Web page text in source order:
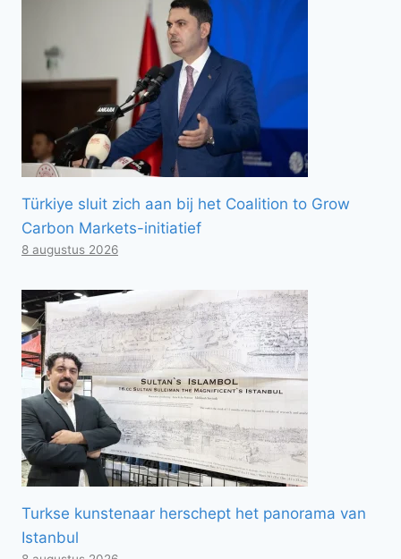
Türkiye sluit zich aan bij het Coalition to Grow
Carbon Markets-initiatief
8 augustus 2026
Turkse kunstenaar herschept het panorama van
Istanbul